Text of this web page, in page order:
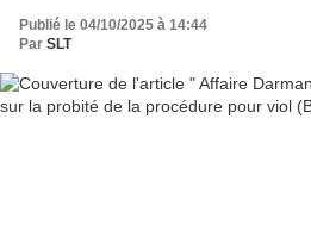
Publié le 04/10/2025 à 14:44
Par SLT